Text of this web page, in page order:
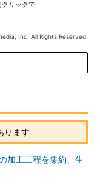
クリックで
Inc. All Rights Reserved.
ります
加工工程を集約、生